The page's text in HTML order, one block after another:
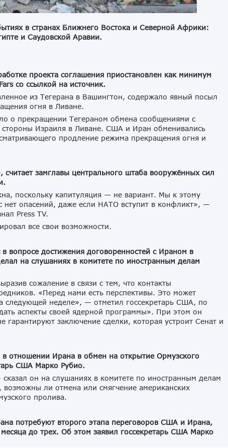
в странах Ближнего Востока и Северной Африки:
и Саудовской Аравии.
проекта соглашения приостановлен как минимум
со ссылкой на источник.
из Тегерана в Вашингтон, содержало явный посыл
огня в Ливане.
о прекращении Тегераном обмена сообщениями с
стороны Израиля в Ливане. США и Иран обменивались
продление режима прекращения огня и
замглавы центрального штаба вооружённых сил
поскольку капитуляция — не вариант. Мы к этому
опасений, даже если НАТО вступит в конфликт», —
Press TV.
все свои возможности.
вопросе достижения договоренностей с Ираном в
на слушаниях в комитете по иностранным делам
сожаление в связи с тем, что контакты
«Перед нами есть перспективы. Это может
следующей неделе», — отметил госсекретарь США, по
аспекты своей ядерной программы». При этом он
заключение сделки, которая устроит Сенат и
отношении Ирана в обмен на открытие Ормузского
США Марко Рубио.
он на слушаниях в комитете по иностранным делам
ли отмена или смягчение американских
пролива.
потребуют второго этапа переговоров США и Ирана,
до трех. Об этом заявил госсекретарь США Марко